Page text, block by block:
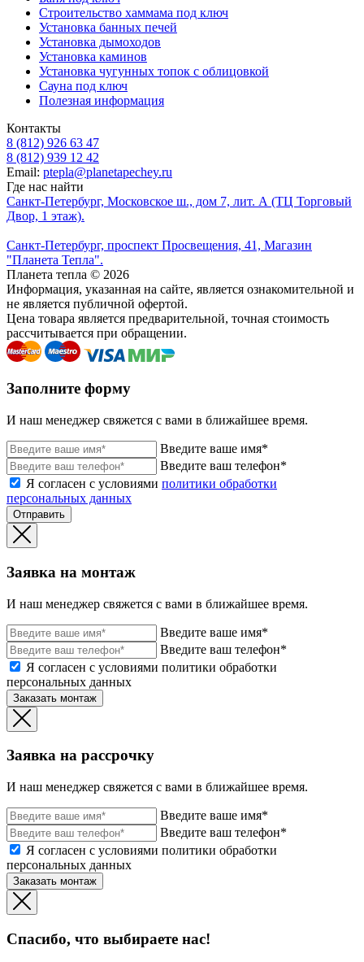
Строительство хаммама под ключ
Установка банных печей
Установка дымоходов
Установка каминов
Установка чугунных топок с облицовкой
Сауна под ключ
Полезная информация
Контакты
8 (812) 926 63 47
8 (812) 939 12 42
Email: ptepla@planetapechey.ru
Где нас найти
Санкт-Петербург, Московское ш., дом 7, лит. А (ТЦ Торговый
Двор, 1 этаж).
Санкт-Петербург, проспект Просвещения, 41, Магазин
"Планета Тепла".
Планета тепла © 2026
Информация, указанная на сайте, является ознакомительной и
не является публичной офертой.
Цена товара является предварительной, точная стоимость
рассчитывается при обращении.
Заполните форму
И наш менеджер свяжется с вами в ближайшее время.
Введите ваше имя*
Введите ваш телефон*
Я согласен с условиями политики обработки
персональных данных
Отправить
Заявка на монтаж
И наш менеджер свяжется с вами в ближайшее время.
Введите ваше имя*
Введите ваш телефон*
Я согласен с условиями политики обработки
персональных данных
Заказать монтаж
Заявка на рассрочку
И наш менеджер свяжется с вами в ближайшее время.
Введите ваше имя*
Введите ваш телефон*
Я согласен с условиями политики обработки
персональных данных
Заказать монтаж
Спасибо, что выбираете нас!